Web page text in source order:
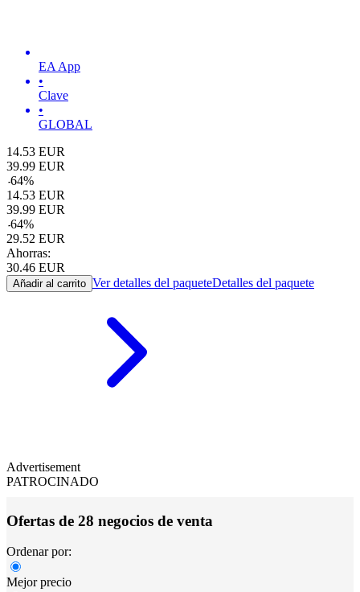
EA App
•
Clave
•
GLOBAL
14.53 EUR
39.99 EUR
-64%
14.53 EUR
39.99 EUR
-64%
29.52 EUR
Ahorras:
30.46 EUR
Añadir al carrito Ver detalles del paqueteDetalles del paquete
Advertisement
PATROCINADO
Ofertas de 28 negocios de venta
Ordenar por:
Mejor precio